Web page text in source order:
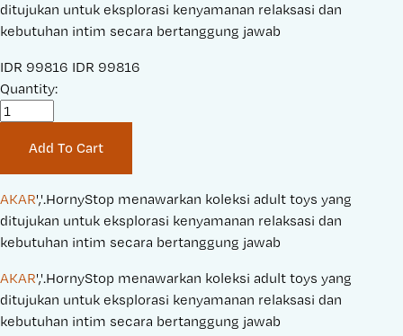
ditujukan untuk eksplorasi kenyamanan relaksasi dan
kebutuhan intim secara bertanggung jawab
S
a
r
i
c
e
IDR 99816 O
n
a
l
P
i
c
e
IDR 99816
Quantity:
Add To Cart
AKAR','.HornyStop menawarkan koleksi adult toys yang
ditujukan untuk eksplorasi kenyamanan relaksasi dan
kebutuhan intim secara bertanggung jawab
AKAR','.HornyStop menawarkan koleksi adult toys yang
ditujukan untuk eksplorasi kenyamanan relaksasi dan
kebutuhan intim secara bertanggung jawab